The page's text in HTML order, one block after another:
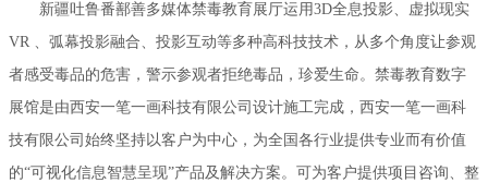
新疆吐鲁番鄯善多媒体禁毒教育展厅运用3D全息投影、虚拟现实
VR 、弧幕投影融合、投影互动等多种高科技技术，从多个角度让参观
者感受毒品的危害，警示参观者拒绝毒品，珍爱生命。禁毒教育数字
展馆是由西安一笔一画科技有限公司设计施工完成，西安一笔一画科
技有限公司始终坚持以客户为中心，为全国各行业提供专业而有价值
的“可视化信息智慧呈现”产品及解决方案。可为客户提供项目咨询、整